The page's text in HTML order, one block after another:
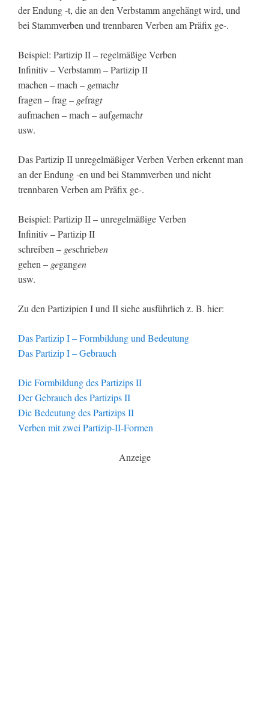
der Endung -t, die an den Verbstamm angehängt wird, und
bei Stammverben und trennbaren Verben am Präfix ge-.
Beispiel: Partizip II – regelmäßige Verben
Infinitiv – Verbstamm – Partizip II
machen – mach – gemacht
fragen – frag – gefragt
aufmachen – mach – aufgemacht
usw.
Das Partizip II unregelmäßiger Verben Verben erkennt man
an der Endung -en und bei Stammverben und nicht
trennbaren Verben am Präfix ge-.
Beispiel: Partizip II – unregelmäßige Verben
Infinitiv – Partizip II
schreiben – geschrieben
gehen – gegangen
usw.
Zu den Partizipien I und II siehe ausführlich z. B. hier:
Das Partizip I – Formbildung und Bedeutung
Das Partizip I – Gebrauch
Die Formbildung des Partizips II
Der Gebrauch des Partizips II
Die Bedeutung des Partizips II
Verben mit zwei Partizip-II-Formen
Anzeige